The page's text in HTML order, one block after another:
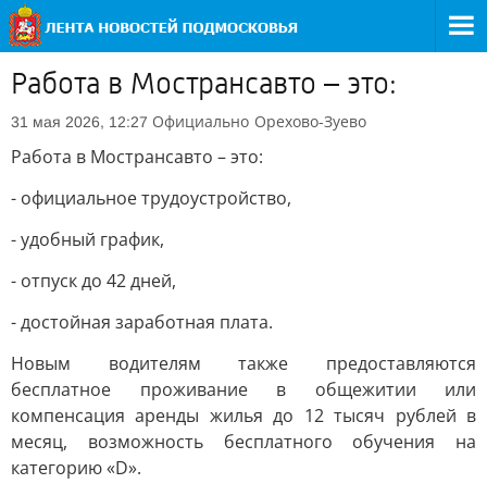
Работа в Мострансавто – это:
31 мая 2026, 12:27 Официально Орехово-Зуево
Работа в Мострансавто – это:
- официальное трудоустройство,
- удобный график,
- отпуск до 42 дней,
- достойная заработная плата.
Новым водителям также предоставляются
бесплатное проживание в общежитии или
компенсация аренды жилья до 12 тысяч рублей в
месяц, возможность бесплатного обучения на
категорию «D».